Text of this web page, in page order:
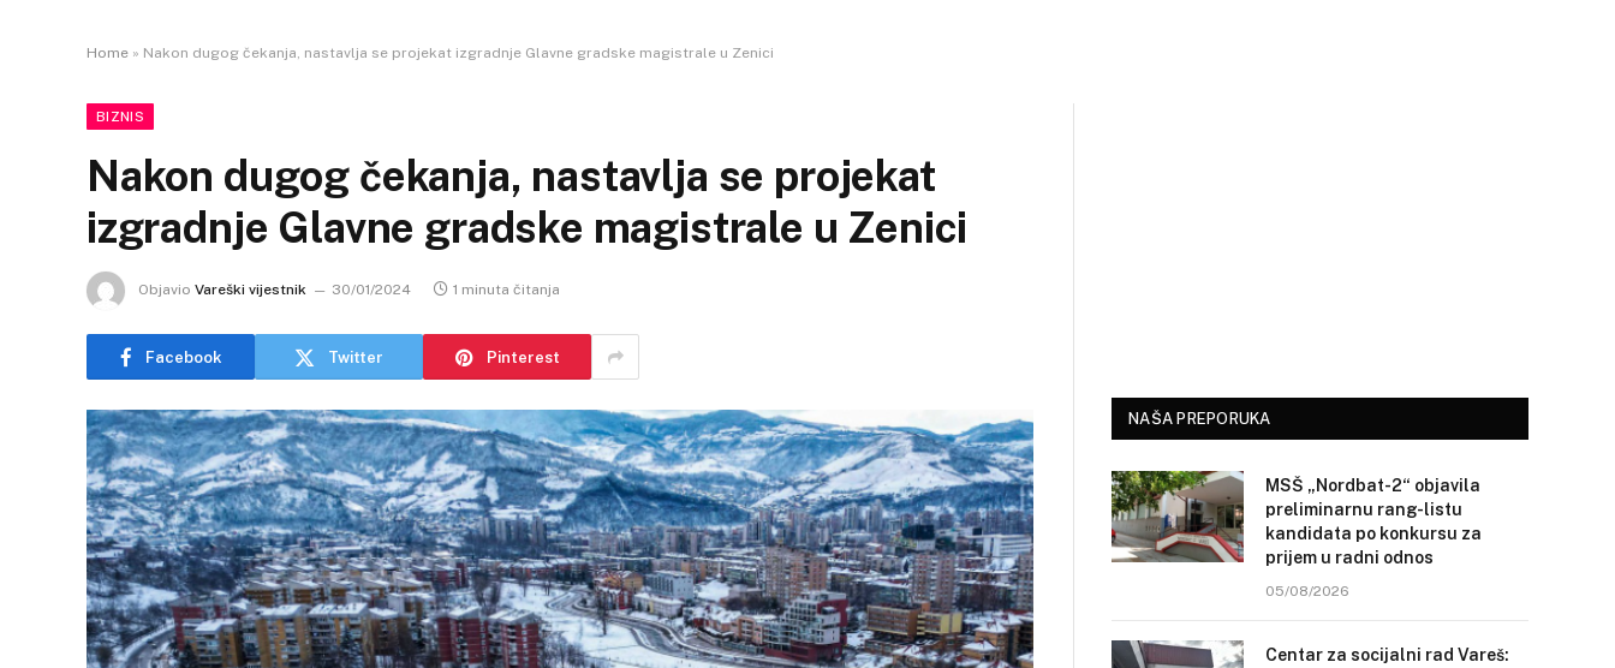
Home » Nakon dugog čekanja, nastavlja se projekat izgradnje Glavne gradske magistrale u Zenici
BIZNIS
Nakon dugog čekanja, nastavlja se projekat
izgradnje Glavne gradske magistrale u Zenici
Objavio Vareški vijestnik 30/01/2024 1 minuta čitanja
Facebook Twitter Pinterest
NAŠA PREPORUKA
MSŠ „Nordbat-2“ objavila
preliminarnu rang-listu
kandidata po konkursu za
prijem u radni odnos
05/08/2026
Centar za socijalni rad Vareš: